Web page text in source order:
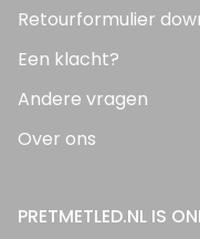
Retourformulier
Een klacht?
Andere vragen
Over ons
PRETMETLED.NL IS